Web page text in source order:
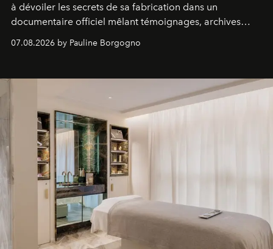
à dévoiler les secrets de sa fabrication dans un
documentaire officiel mêlant témoignages, archives
générationnel.
07.08.2026 by Pauline Borgogno